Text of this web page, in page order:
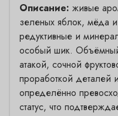
Описание: живые
зеленых яблок, мёда
редуктивные и
особый шик. Объёмный
атакой, сочной
проработкой деталей
определённо
статус, что